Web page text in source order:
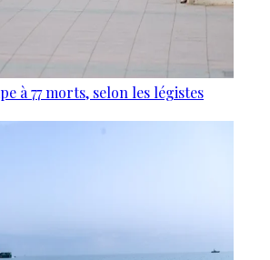
à 77 morts, selon les légistes